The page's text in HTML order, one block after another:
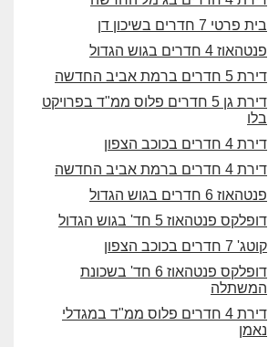
בית פרטי 7 חדרים בשיכון דן
פנטהאוז 4 חדרים בגוש הגדול
דירת 5 חדרים ברמת אביב החדשה
דירת גן 5 חדרים פלוס ממ"ד בפרויקט
בלו
דירת 4 חדרים בכוכב הצפון
דירת 4 חדרים ברמת אביב החדשה
פנטהאוז 6 חדרים בגוש הגדול
דופלקס פנטהאוז 5 חד' בגוש הגדול
קוטג' 7 חדרים בכוכב הצפון
דופלקס פנטהאוז 6 חד' בשכונת
המשתלה
דירת 4 חדרים פלוס ממ"ד במגדלי
נאמן